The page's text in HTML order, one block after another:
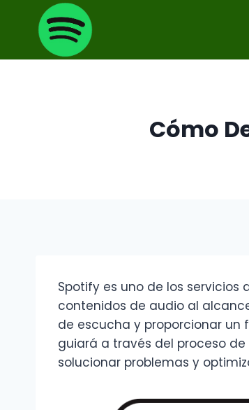
contenido
Cómo
Spotify es uno de los
contenidos de audio al
de escucha y proporcionar
guiará a través del proceso
solucionar problemas y